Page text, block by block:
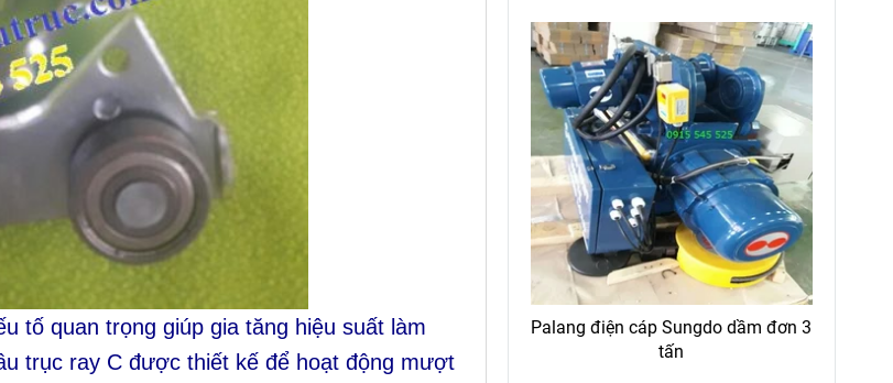
tố quan trọng giúp gia tăng hiệu suất làm
trục ray C được thiết kế để hoạt động mượt
Palang điện cáp Sungdo dầm đơn 3
tấn